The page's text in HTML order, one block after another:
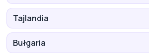
Tajlandia
Bułgaria